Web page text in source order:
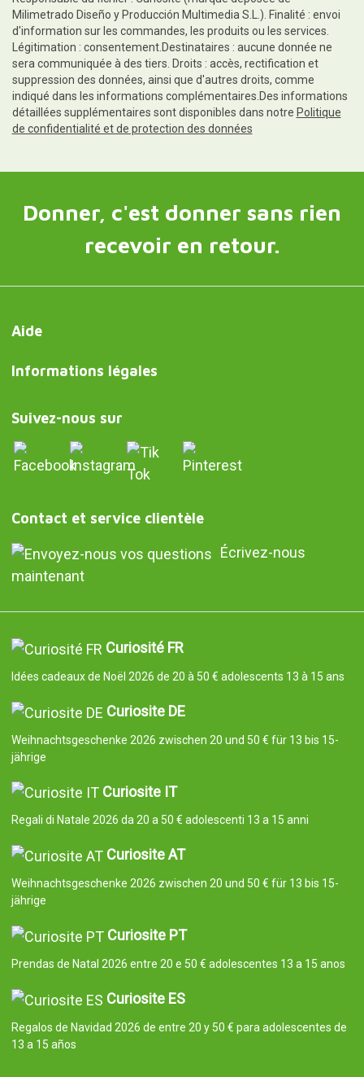
Milimetrado Diseño y Producción Multimedia S.L.). Finalité : envoi
d'information sur les commandes, les produits ou les services.
Légitimation : consentement.Destinataires : aucune donnée ne
sera communiquée à des tiers. Droits : accès, rectification et
suppression des données, ainsi que d'autres droits, comme
indiqué dans les informations complémentaires.Des informations
détaillées supplémentaires sont disponibles dans notre Politique
de confidentialité et de protection des données
Donner, c'est donner sans rien
recevoir en retour.
Aide
Informations légales
Suivez-nous sur
Contact et service clientèle
Écrivez-nous
maintenant
Curiosité FR
Idées cadeaux de Noël 2026 de 20 à 50 € adolescents 13 à 15 ans
Curiosite DE
Weihnachtsgeschenke 2026 zwischen 20 und 50 € für 13 bis 15-
jährige
Curiosite IT
Regali di Natale 2026 da 20 a 50 € adolescenti 13 a 15 anni
Curiosite AT
Weihnachtsgeschenke 2026 zwischen 20 und 50 € für 13 bis 15-
jährige
Curiosite PT
Prendas de Natal 2026 entre 20 e 50 € adolescentes 13 a 15 anos
Curiosite ES
Regalos de Navidad 2026 de entre 20 y 50 € para adolescentes de
13 a 15 años